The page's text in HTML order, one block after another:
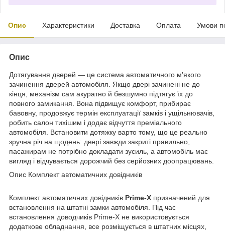
Опис Характеристики Доставка Оплата Умови
Опис
Дотягування дверей — це система автоматичного м'якого
зачинення дверей автомобіля. Якщо двері зачинені не до
кінця, механізм сам акуратно й безшумно підтягує їх до
повного замикання. Вона підвищує комфорт, прибирає
бавовну, продовжує термін експлуатації замків і ущільнювачів,
робить салон тихішим і додає відчуття преміального
автомобіля. Встановити дотяжку варто тому, що це реально
зручна річ на щодень: двері завжди закриті правильно,
пасажирам не потрібно докладати зусиль, а автомобіль має
вигляд і відчувається дорожчий без серйозних доопрацювань.
Опис Комплект автоматичних довідників
Комплект автоматичних довідників Prime-X призначений для
встановлення на штатні замки автомобіля. Під час
встановлення доводчиків Prime-X не використовується
додаткове обладнання, все розміщується в штатних місцях,